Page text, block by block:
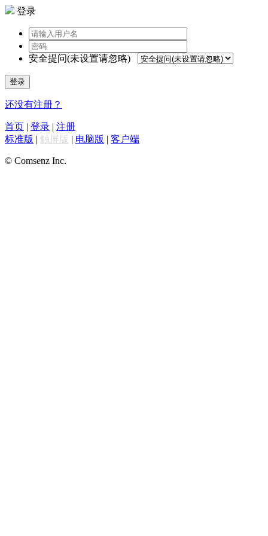
登录
安全提问(未设置请忽略)
登录
还没有注册？
首页 | 登录 | 注册
标准版 | 触屏版 | 电脑版 | 客户端
© Comsenz Inc.